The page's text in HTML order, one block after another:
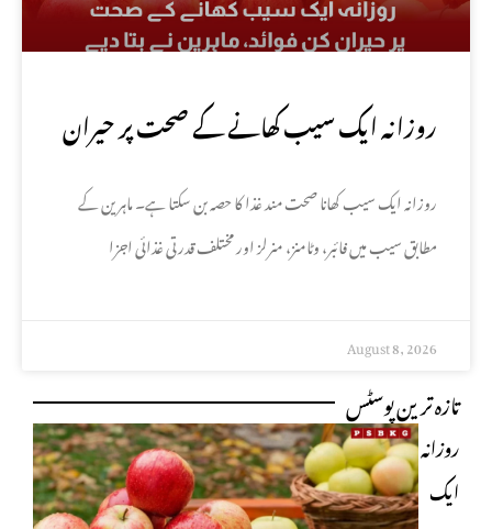
روزانہ ایک سیب کھانے کے صحت پر حیران
کن فوائد، ماہرین نے بتا دیے
روزانہ ایک سیب کھانا صحت مند غذا کا حصہ بن سکتا ہے۔ ماہرین کے
مطابق سیب میں فائبر، وٹامنز، منرلز اور مختلف قدرتی غذائی اجزا
August 8, 2026
تازہ ترین پوسٹس
روزانہ
ایک